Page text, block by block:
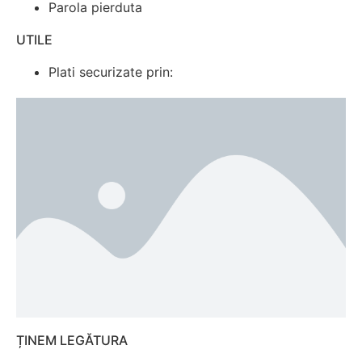
Parola pierduta
UTILE
Plati securizate prin:
ȚINEM LEGĂTURA